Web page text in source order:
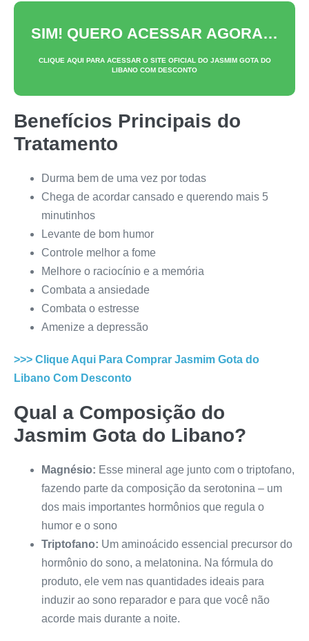
SIM! QUERO ACESSAR AGORA…
CLIQUE AQUI PARA ACESSAR O SITE OFICIAL DO JASMIM GOTA DO
LIBANO COM DESCONTO
Benefícios Principais do
Tratamento
Durma bem de uma vez por todas
Chega de acordar cansado e querendo mais 5
minutinhos
Levante de bom humor
Controle melhor a fome
Melhore o raciocínio e a memória
Combata a ansiedade
Combata o estresse
Amenize a depressão
>>> Clique Aqui Para Comprar Jasmim Gota do
Libano Com Desconto
Qual a Composição do
Jasmim Gota do Libano?
Magnésio: Esse mineral age junto com o triptofano,
fazendo parte da composição da serotonina – um
dos mais importantes hormônios que regula o
humor e o sono
Triptofano: Um aminoácido essencial precursor do
hormônio do sono, a melatonina. Na fórmula do
produto, ele vem nas quantidades ideais para
induzir ao sono reparador e para que você não
acorde mais durante a noite.